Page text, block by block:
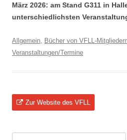
März 2026: am Stand G311 in
unterschiedlichsten
Allgemein Bücher von VFLL-
Veranstaltungen/Termine
Zur Website des VFLL